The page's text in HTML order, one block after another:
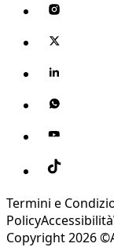
Termini e
PolicyAccessibilità
Copyright 2026